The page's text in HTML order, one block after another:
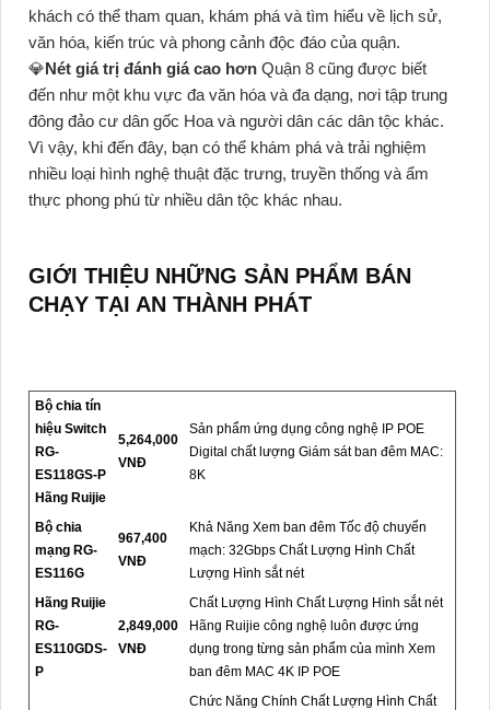
khách có thể tham quan, khám phá và tìm hiểu về lịch sử,
văn hóa, kiến trúc và phong cảnh độc đáo của quận.
💎Nét giá trị đánh giá cao hơn Quận 8 cũng được biết
đến như một khu vực đa văn hóa và đa dạng, nơi tập trung
đông đảo cư dân gốc Hoa và người dân các dân tộc khác.
Vì vậy, khi đến đây, bạn có thể khám phá và trải nghiệm
nhiều loại hình nghệ thuật đặc trưng, truyền thống và ẩm
thực phong phú từ nhiều dân tộc khác nhau.
GIỚI THIỆU NHỮNG SẢN PHẨM BÁN
CHẠY TẠI AN THÀNH PHÁT
Bộ chia tín
hiệu Switch
RG-
ES118GS-P
Hãng Ruijie
5,264,000
VNĐ
Sản phẩm ứng dụng công nghệ IP POE
Digital chất lượng Giám sát ban đêm MAC:
8K
Bộ chia
mạng RG-
ES116G
967,400
VNĐ
Khả Năng Xem ban đêm Tốc độ chuyển
mạch: 32Gbps Chất Lượng Hình Chất
Lượng Hình sắt nét
Hãng Ruijie
RG-
ES110GDS-
P
2,849,000
VNĐ
Chất Lượng Hình Chất Lượng Hình sắt nét
Hãng Ruijie công nghệ luôn được ứng
dụng trong từng sản phẩm của mình Xem
ban đêm MAC 4K IP POE
Chức Năng Chính Chất Lượng Hình Chất